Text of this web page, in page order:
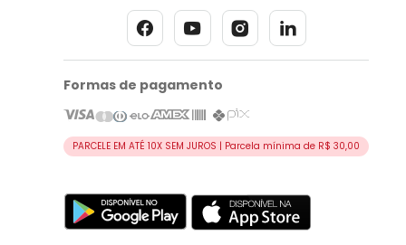
Formas de pagamento
PARCELE EM ATÉ 10X SEM JUROS | Parcela mínima de R$ 30,00